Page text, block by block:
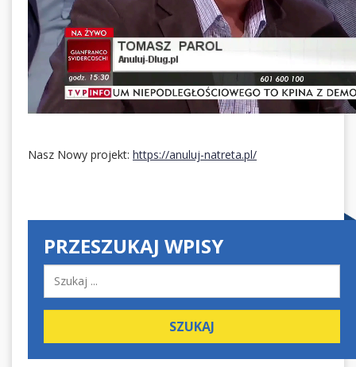
Nasz Nowy projekt: https://anuluj-natreta.pl/
PRZESZUKAJ WPISY